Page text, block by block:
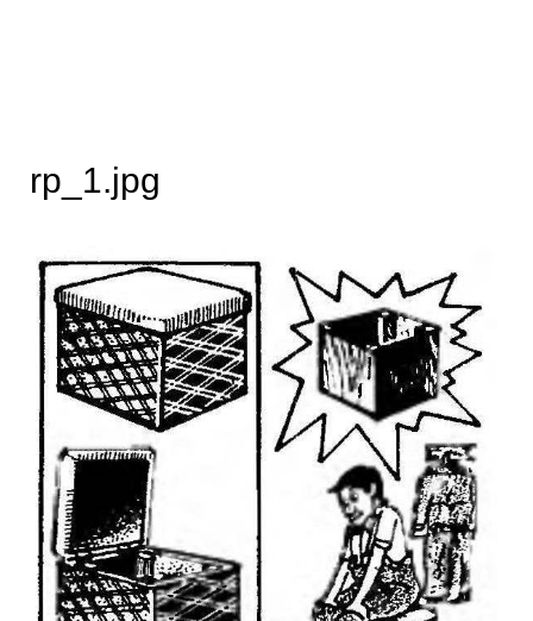
rp_1.jpg